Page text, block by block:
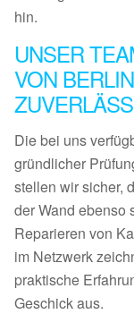
hin.
UNSER
VON
Die bei uns
gründlicher
stellen wir sicher,
der Wand ebenso
Reparieren von
im Netzwerk
praktische
Geschick aus.